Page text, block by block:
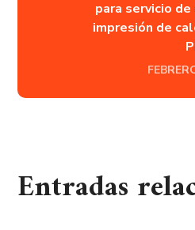
para servicio
impresión de
Entradas